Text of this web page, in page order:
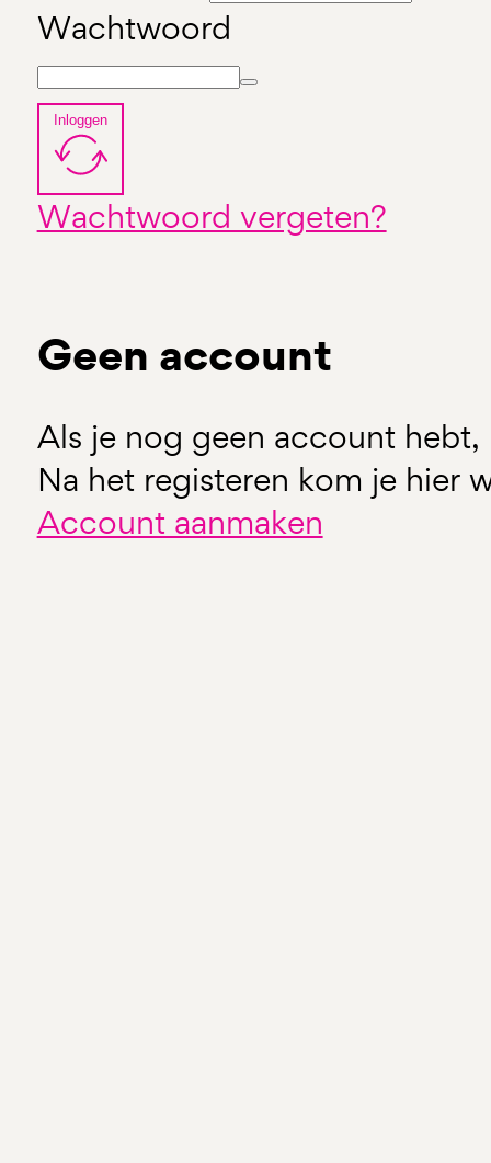
Wachtwoord
Inloggen
Wachtwoord vergeten?
Geen account
Als je nog geen account hebt,
Na het registeren kom je hier
Account aanmaken